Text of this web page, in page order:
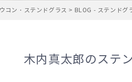
コン・ステンドグラス > BLOG - ステンドグ
木内真太郎のステ